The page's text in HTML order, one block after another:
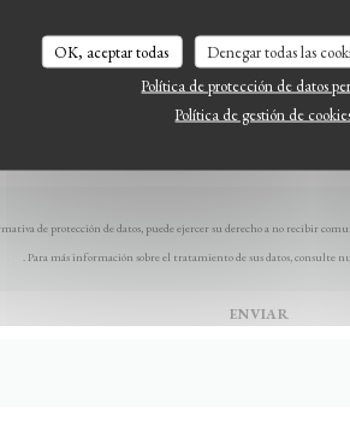
OK, aceptar todas Denegar todas las
Política de protección de datos
Política de gestión de
de protección de datos, puede ejercer su derecho a no recibir
. Para más información sobre el tratamiento de sus datos, consulte